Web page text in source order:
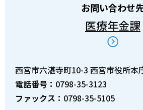
お問い合わせ
医療年金課
西宮市六湛寺町10-3 西宮市役所本
電話番号： 0798-35-3123
ファックス： 0798-35-5105